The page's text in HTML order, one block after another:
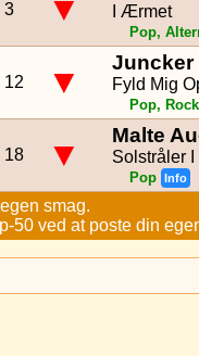
3 ▼ I Ærmet
Pop,
12 ▼ Juncker
Fyld Mig
Pop, Rock
18 ▼ Malte
Solstråler I
Pop Info
smag.
ved at poste din